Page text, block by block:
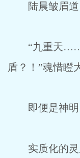
陆晨皱眉道
“九重天……它
盾？！”魂惜瞪
即便是神明，
实质化的灵